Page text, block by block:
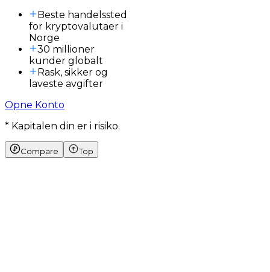
Beste handelssted
for kryptovalutaer i
Norge
30 millioner
kunder globalt
Rask, sikker og
laveste avgifter
Opne Konto
* Kapitalen din er i risiko.
Compare Top